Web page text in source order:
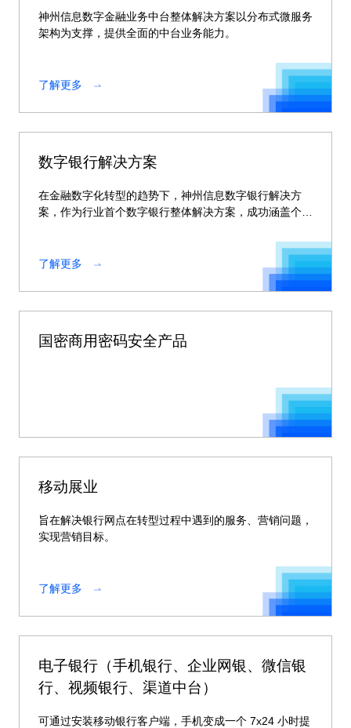
神州信息数字金融业务中台整体解决方案以分布式微服务
架构为支撑，提供全面的中台业务能力。
了解更多
数字银行解决方案
在金融数字化转型的趋势下，神州信息数字银行解决方
案，作为行业首个数字银行整体解决方案，成功涵盖个人
行、企业服务门户、微信银行 、远程银行、移动展业等
银行全渠道系统，实现全流程、全渠道、全服务的整体化
打通，为银行全方位的数字银行金融服务体系建设提供帮
助。
了解更多
国密商用密码安全产品
移动展业
旨在解决银行网点在转型过程中遇到的服务、营销问题，
实现营销目标。
了解更多
电子银行（手机银行、企业网银、微信银
行、视频银行、渠道中台）
可通过安装移动银行客户端，手机变成一个 7x24 小时提